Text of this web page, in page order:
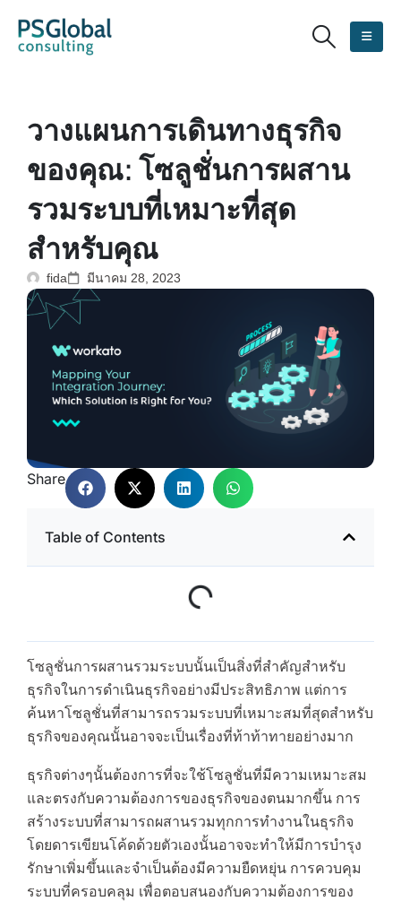
วางแผนการเดินทางธุรกิจ
ของคุณ: โซลูชั่นการผสาน
รวมระบบที่เหมาะที่สุด
สำหรับคุณ
fida มีนาคม 28, 2023
Share
Table of Contents
โซลูชั่นการผสานรวมระบบนั้นเป็นสิ่งที่สำคัญสำหรับ
ธุรกิจในการดำเนินธุรกิจอย่างมีประสิทธิภาพ แต่การ
ค้นหาโซลูชั่นที่สามารถรวมระบบที่เหมาะสมที่สุดสำหรับ
ธุรกิจของคุณนั้นอาจจะเป็นเรื่องที่ท้าท้าทายอย่างมาก
ธุรกิจต่างๆนั้นต้องการที่จะใช้โซลูชั่นที่มีความเหมาะสม
และตรงกับความต้องการของธุรกิจของตนมากขึ้น การ
สร้างระบบที่สามารถผสานรวมทุกการทำงานในธุรกิจ
โดยดารเขียนโค้ดด้วยตัวเองนั้นอาจจะทำให้มีการบำรุง
รักษาเพิ่มขึ้นและจำเป็นต้องมีความยืดหยุ่น การควบคุม
ระบบที่ครอบคลุม เพื่อตอบสนองกับความต้องการของ